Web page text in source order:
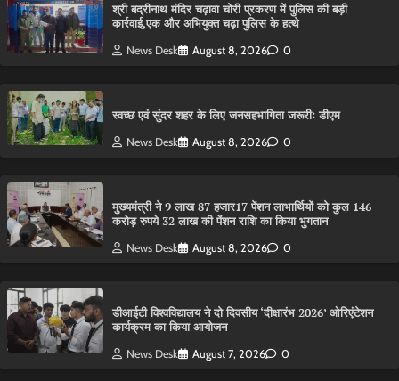
श्री बद्रीनाथ मंदिर चढ़ावा चोरी प्रकरण में पुलिस की बड़ी
कार्रवाई,एक और अभियुक्त चढ़ा पुलिस के हत्थे
News Desk August 8, 2026 0
स्वच्छ एवं सुंदर शहर के लिए जनसहभागिता जरूरीः डीएम
News Desk August 8, 2026 0
मुख्यमंत्री ने 9 लाख 87 हजार17 पेंशन लाभार्थियों को कुल 146
करोड़ रुपये 32 लाख की पेंशन राशि का किया भुगतान
News Desk August 8, 2026 0
डीआईटी विश्वविद्यालय ने दो दिवसीय ‘दीक्षारंभ 2026’ ओरिएंटेशन
कार्यक्रम का किया आयोजन
News Desk August 7, 2026 0